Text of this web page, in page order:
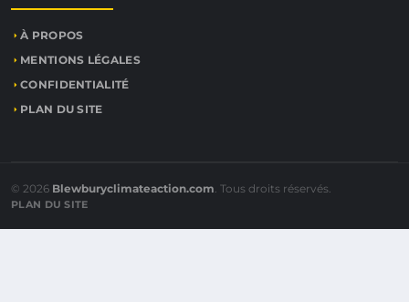
À PROPOS
MENTIONS LÉGALES
CONFIDENTIALITÉ
PLAN DU SITE
© 2026 Blewburyclimateaction.com. Tous droits réservés.
PLAN DU SITE